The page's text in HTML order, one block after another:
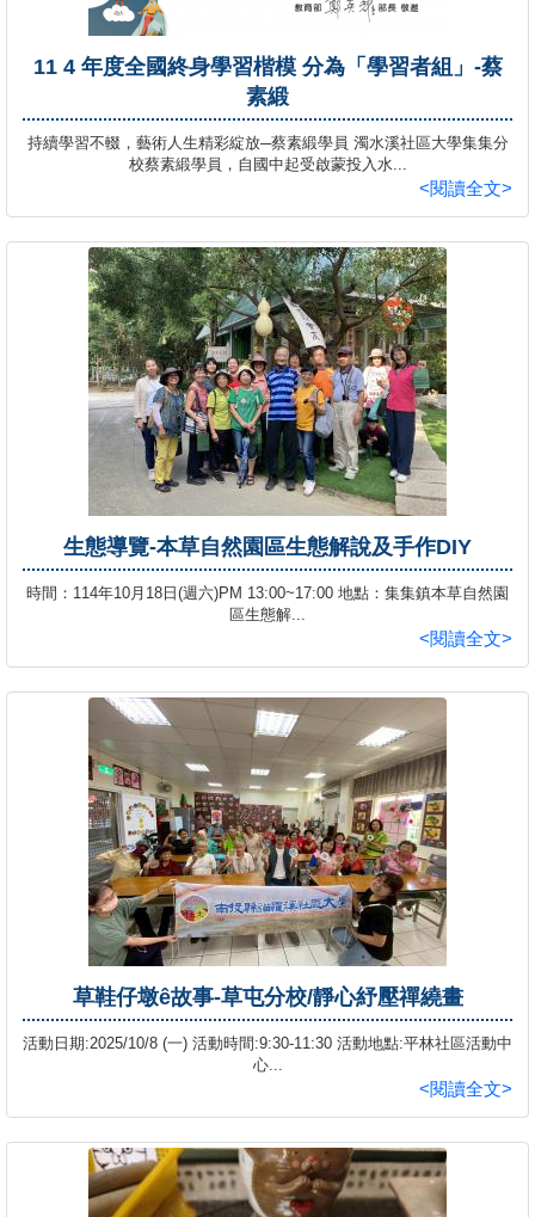
11 4 年度全國終身學習楷模 分為「學習者組」-蔡
素緞
持續學習不輟，藝術人生精彩綻放─蔡素緞學員 濁水溪社區大學集集分
校蔡素緞學員，自國中起受啟蒙投入水...
<閱讀全文>
生態導覽-本草自然園區生態解說及手作DIY
時間：114年10月18日(週六)PM 13:00~17:00 地點：集集鎮本草自然園
區生態解...
<閱讀全文>
草鞋仔墩ê故事-草屯分校/靜心紓壓禪繞畫
活動日期:2025/10/8 (一) 活動時間:9:30-11:30 活動地點:平林社區活動中
心...
<閱讀全文>